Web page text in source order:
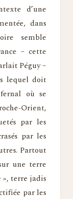
d’une
dans
semble
– cette
Péguy –
lequel doit
où se
Orient,
par les
par les
Partout
une terre
», terre jadis
par les